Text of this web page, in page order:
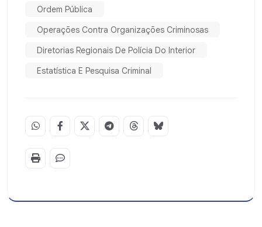
Ordem Pública
Operações Contra Organizações Criminosas
Diretorias Regionais De Polícia Do Interior
Estatística E Pesquisa Criminal